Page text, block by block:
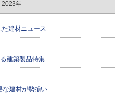
2023年
た建材ニュース
建築製品特集
な建材が勢揃い